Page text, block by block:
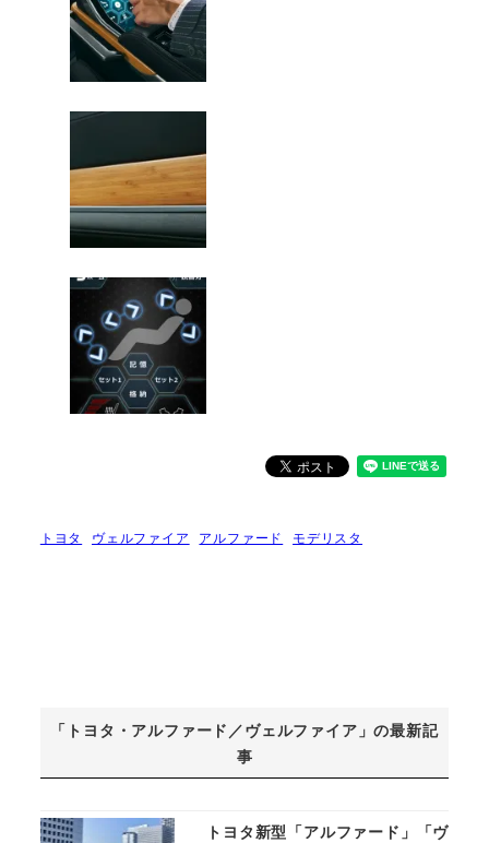
トヨタ ヴェルファイア アルファード モデリスタ
「トヨタ・アルファード／ヴェルファイア」の最新記
事
トヨタ新型「アルファード」「ヴ